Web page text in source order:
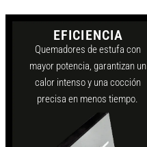
EFICIENCIA
Quemadores de estufa con
mayor potencia, garantizan un
calor intenso y una cocción
precisa en menos tiempo.